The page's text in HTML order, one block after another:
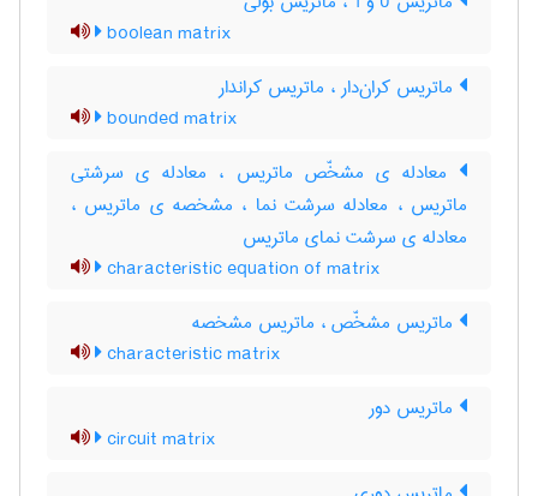
boolean matrix
ماتریس کران‌دار ، ماتریس کراندار
bounded matrix
معادله ی مشخّص ماتریس ، معادله ی سرشتی
ماتریس ، معادله سرشت نما ، مشخصه ی ماتریس ،
معادله ی سرشت نمای ماتریس
characteristic equation of matrix
ماتریس مشخّص ، ماتریس مشخصه
characteristic matrix
ماتریس دور
circuit matrix